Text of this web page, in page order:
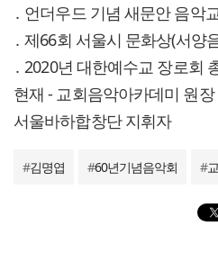
․ 언더우드 기념 새문안 음악
․ 제66회 서울시 문화상(서양
․ 2020년 대한예수교 장로회
현재 - 교회음악아카데미 원장
서울바하합창단 지휘자
#김명엽 #60년기념음악회 #